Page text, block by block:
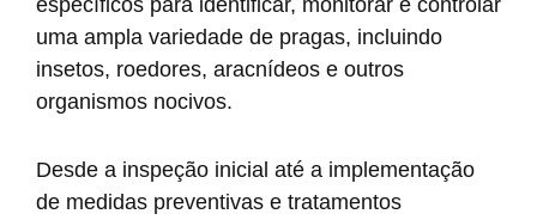
uma ampla variedade de pragas, incluindo
insetos, roedores, aracnídeos e outros
organismos nocivos.
Desde a inspeção inicial até a implementação
de medidas preventivas e tratamentos